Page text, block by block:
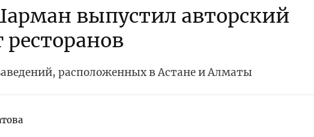
выпустил авторский
ресторанов
расположенных в Астане и Алматы